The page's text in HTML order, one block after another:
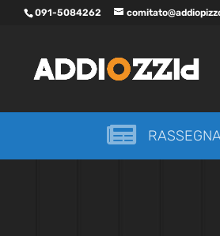
091-5084262
